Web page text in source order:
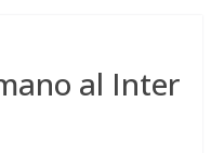
al Inter